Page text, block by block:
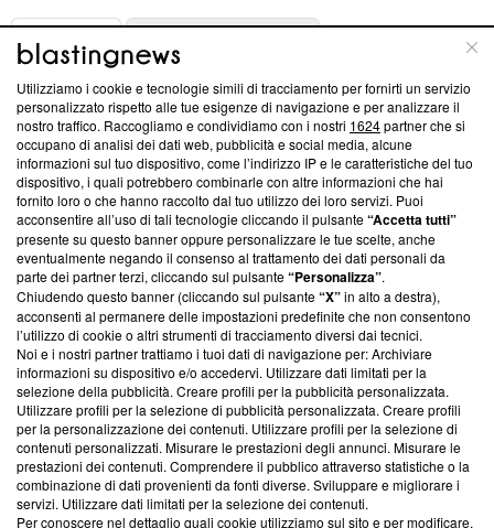
ABOUT
Questa sezione offre informazioni trasparenti su Blasting
News, sui nostri processi editoriali e su come ci impegniamo a
creare news di qualità. Inoltre, afferma la nostra aderenza a
‘Trust Project - News with Integrity’Blasting News non è
ancora membro del programma, ma ha richiesto di farne
parte; Trust Project non ha ancora effettuato una verifica di
conformità agli standard.
Su di noi
Team editoriale
Corporate
Redazione
Informativa Privacy
Cookie Policy
Blasting SA, IDI CHE-247.845.224, Via Carlo Frasca, 3 - 6900
Utilizziamo i cookie e tecnologie simili di tracciamento per fornirti un servizio
personalizzato rispetto alle tue esigenze di navigazione e per analizzare il
nostro traffico. Raccogliamo e condividiamo con i nostri 1624partner che si
occupano di analisi dei dati web, pubblicità e social media, alcune
informazioni sul tuo dispositivo, come l’indirizzo IP e le caratteristiche del tuo
dispositivo, i quali potrebbero combinarle con altre informazioni che hai
fornito loro o che hanno raccolto dal tuo utilizzo dei loro servizi. Puoi
acconsentire all’uso di tali tecnologie cliccando il pulsante“Accetta tutti”
presente su questo banner oppure personalizzare le tue scelte, anche
eventualmente negando il consenso al trattamento dei dati personali da
parte dei partner terzi, cliccando sul pulsante“Personalizza”.
Chiudendo questo banner (cliccando sul pulsante“X”in alto a destra),
acconsenti al permanere delle impostazioni predefinite che non consentono
l’utilizzo di cookie o altri strumenti di tracciamento diversi dai tecnici.
Noi e i nostri partner trattiamo i tuoi dati di navigazione per: Archiviare
informazioni su dispositivo e/o accedervi. Utilizzare dati limitati per la
selezione della pubblicità. Creare profili per la pubblicità personalizzata.
Utilizzare profili per la selezione di pubblicità personalizzata. Creare profili
per la personalizzazione dei contenuti. Utilizzare profili per la selezione di
contenuti personalizzati. Misurare le prestazioni degli annunci. Misurare le
prestazioni dei contenuti. Comprendere il pubblico attraverso statistiche o la
combinazione di dati provenienti da fonti diverse. Sviluppare e migliorare i
servizi. Utilizzare dati limitati per la selezione dei contenuti.
Per conoscere nel dettaglio quali cookie utilizziamo sul sito e per modificare,